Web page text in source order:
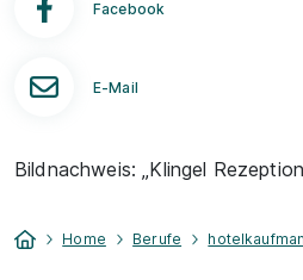
Facebook
E-Mail
Bildnachweis: „Klingel
Home Berufe